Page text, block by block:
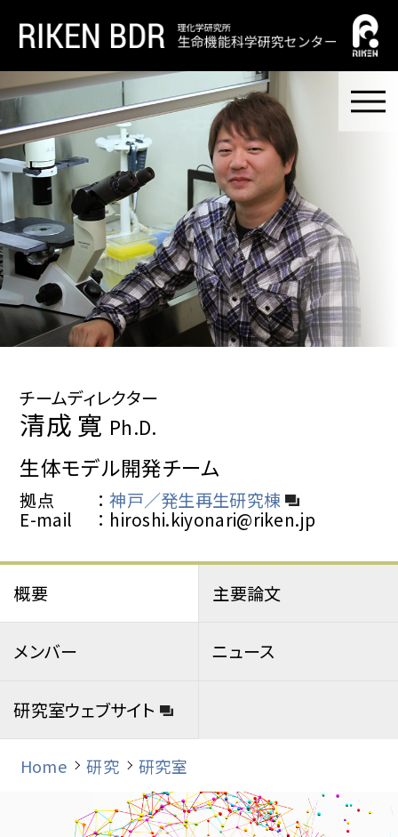
チームディレクター
清成 寛 Ph.D.
生体モデル開発チーム
拠点 神戸／発生再生研究棟
E-mail hiroshi.kiyonari@riken.jp
概要 主要論文
メンバー ニュース
研究室ウェブサイト
Home 研究 研究室